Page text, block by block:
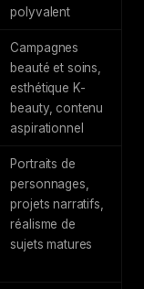
polyvalent
Campagnes
beauté et soins,
esthétique K-
beauty, contenu
aspirationnel
Portraits de
personnages,
projets narratifs,
réalisme de
sujets matures